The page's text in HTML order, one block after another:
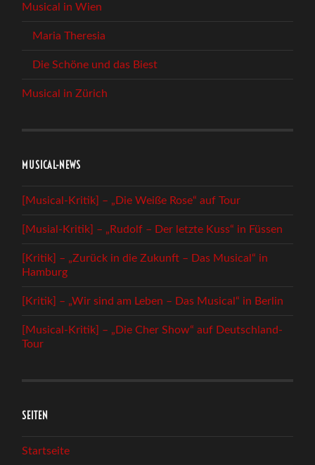
Musical in Wien
Maria Theresia
Die Schöne und das Biest
Musical in Zürich
MUSICAL-NEWS
[Musical-Kritik] – „Die Weiße Rose“ auf Tour
[Musial-Kritik] – „Rudolf – Der letzte Kuss“ in Füssen
[Kritik] – „Zurück in die Zukunft – Das Musical“ in
Hamburg
[Kritik] – „Wir sind am Leben – Das Musical“ in Berlin
[Musical-Kritik] – „Die Cher Show“ auf Deutschland-
Tour
SEITEN
Startseite